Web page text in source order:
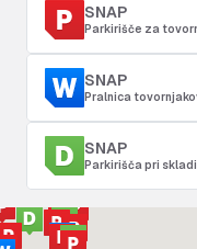
SNAP
Parkirišče za
SNAP
Pralnica
SNAP
Parkirišča pri